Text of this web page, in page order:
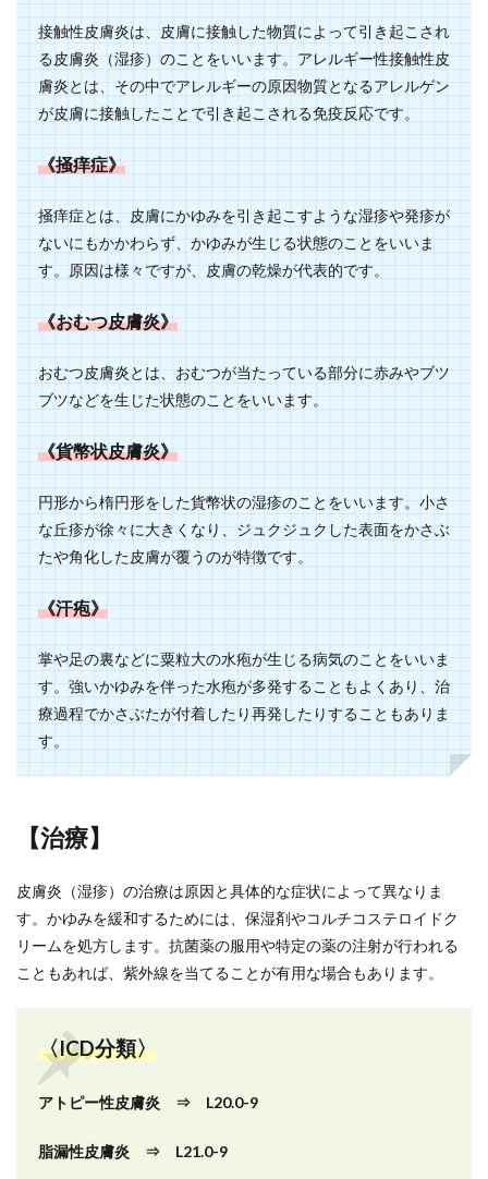
接触性皮膚炎は、皮膚に接触した物質によって引き起こされ
る皮膚炎（湿疹）のことをいいます。アレルギー性接触性皮
膚炎とは、その中でアレルギーの原因物質となるアレルゲン
が皮膚に接触したことで引き起こされる免疫反応です。
《掻痒症》
掻痒症とは、皮膚にかゆみを引き起こすような湿疹や発疹が
ないにもかかわらず、かゆみが生じる状態のことをいいま
す。原因は様々ですが、皮膚の乾燥が代表的です。
《おむつ皮膚炎》
おむつ皮膚炎とは、おむつが当たっている部分に赤みやブツ
ブツなどを生じた状態のことをいいます。
《貨幣状皮膚炎》
円形から楕円形をした貨幣状の湿疹のことをいいます。小さ
な丘疹が徐々に大きくなり、ジュクジュクした表面をかさぶ
たや角化した皮膚が覆うのが特徴です。
《汗疱》
掌や足の裏などに粟粒大の水疱が生じる病気のことをいいま
す。強いかゆみを伴った水疱が多発することもよくあり、治
療過程でかさぶたが付着したり再発したりすることもありま
す。
【治療】
皮膚炎（湿疹）の治療は原因と具体的な症状によって異なりま
す。かゆみを緩和するためには、保湿剤やコルチコステロイドク
リームを処方します。抗菌薬の服用や特定の薬の注射が行われる
こともあれば、紫外線を当てることが有用な場合もあります。
〈ICD分類〉
アトピー性皮膚炎 ⇒ L20.0-9
脂漏性皮膚炎 ⇒ L21.0-9